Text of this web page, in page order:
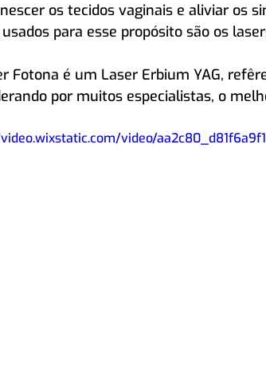
os tecidos vaginais e aliviar os
para esse propósito são os
Fotona é um Laser Erbium YAG,
por muitos especialistas, o
video/